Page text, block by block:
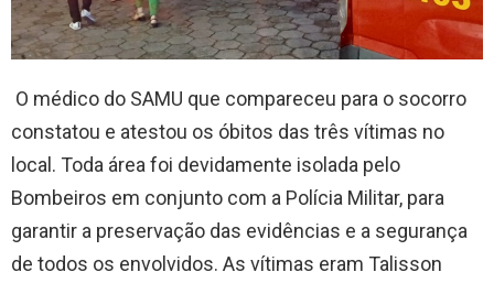
O médico do SAMU que compareceu para o socorro
constatou e atestou os óbitos das três vítimas no
local. Toda área foi devidamente isolada pelo
Bombeiros em conjunto com a Polícia Militar, para
garantir a preservação das evidências e a segurança
de todos os envolvidos. As vítimas eram Talisson